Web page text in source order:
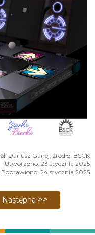
Dariusz Garlej, źródło: BSCK
Utworzono: 23 stycznia 2025
Poprawiono: 24 stycznia 2025
tropie uśmiechów –
Następna strona:
Następna